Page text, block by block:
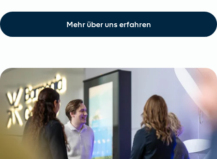
Mehr über uns erfahren